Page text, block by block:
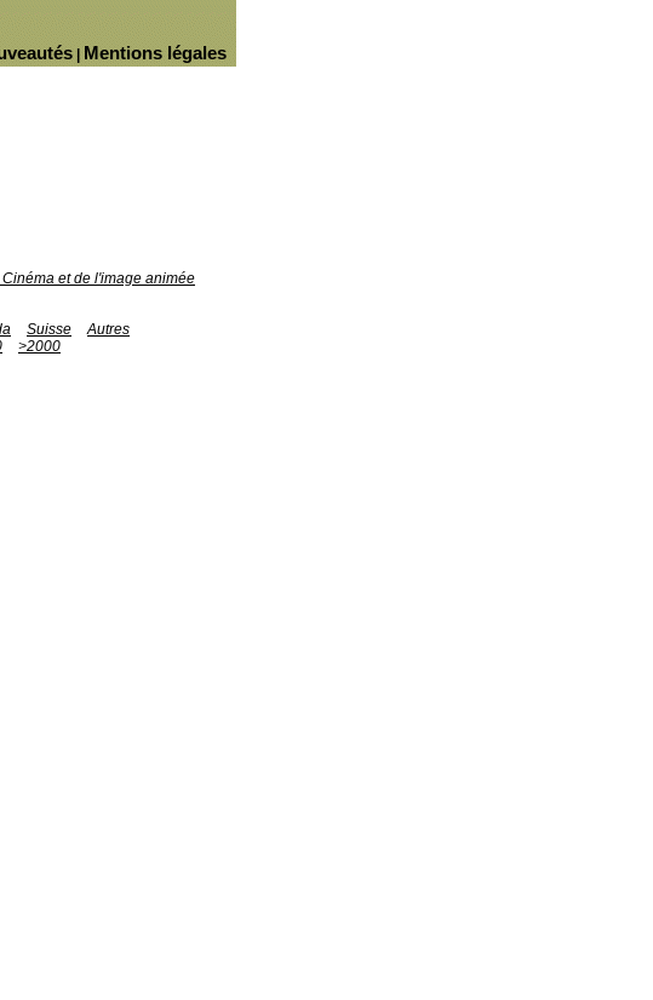
Mentions légales
et de l'image animée
Suisse
Autres
>2000